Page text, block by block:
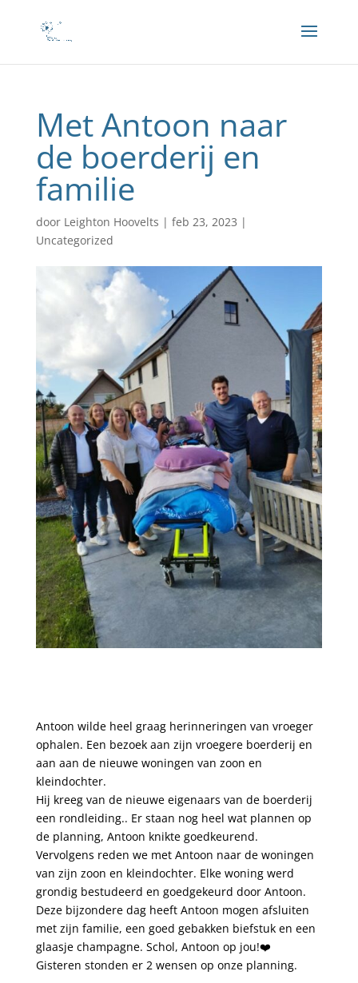
Met Antoon naar
de boerderij en
familie
door Leighton Hoovelts | feb 23, 2023 |
Uncategorized
Antoon wilde heel graag herinneringen van vroeger
ophalen. Een bezoek aan zijn vroegere boerderij en
aan aan de nieuwe woningen van zoon en
kleindochter.
Hij kreeg van de nieuwe eigenaars van de boerderij
een rondleiding.. Er staan nog heel wat plannen op
de planning, Antoon knikte goedkeurend.
Vervolgens reden we met Antoon naar de woningen
van zijn zoon en kleindochter. Elke woning werd
grondig bestudeerd en goedgekeurd door Antoon.
Deze bijzondere dag heeft Antoon mogen afsluiten
met zijn familie, een goed gebakken biefstuk en een
glaasje champagne. Schol, Antoon op jou!❤️
Gisteren stonden er 2 wensen op onze planning.